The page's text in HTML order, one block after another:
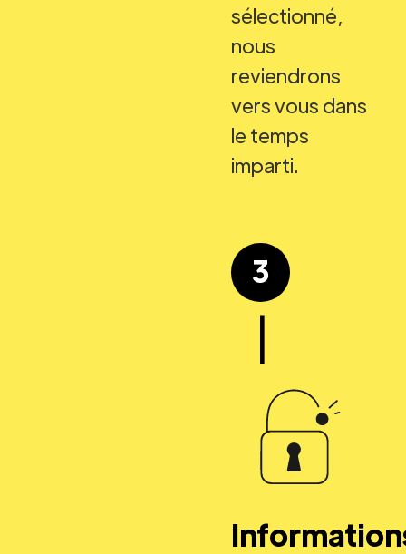
sélectionné,
nous
reviendrons
vers vous dans
le temps
imparti.
3
|